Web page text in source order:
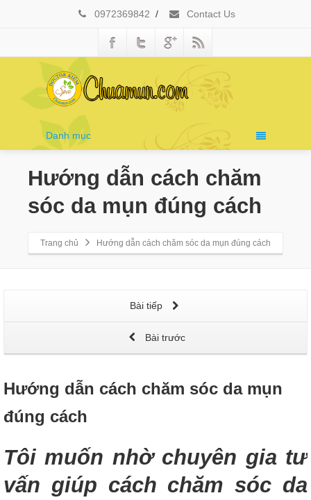
0972369842 / Contact Us
Danh mục
Hướng dẫn cách chăm
sóc da mụn đúng cách
Trang chủ Hướng dẫn cách chăm sóc da mụn đúng cách
Bài tiếp
Bài trước
Hướng dẫn cách chăm sóc da mụn
đúng cách
Tôi muốn nhờ chuyên gia tư
vấn giúp cách chăm sóc da